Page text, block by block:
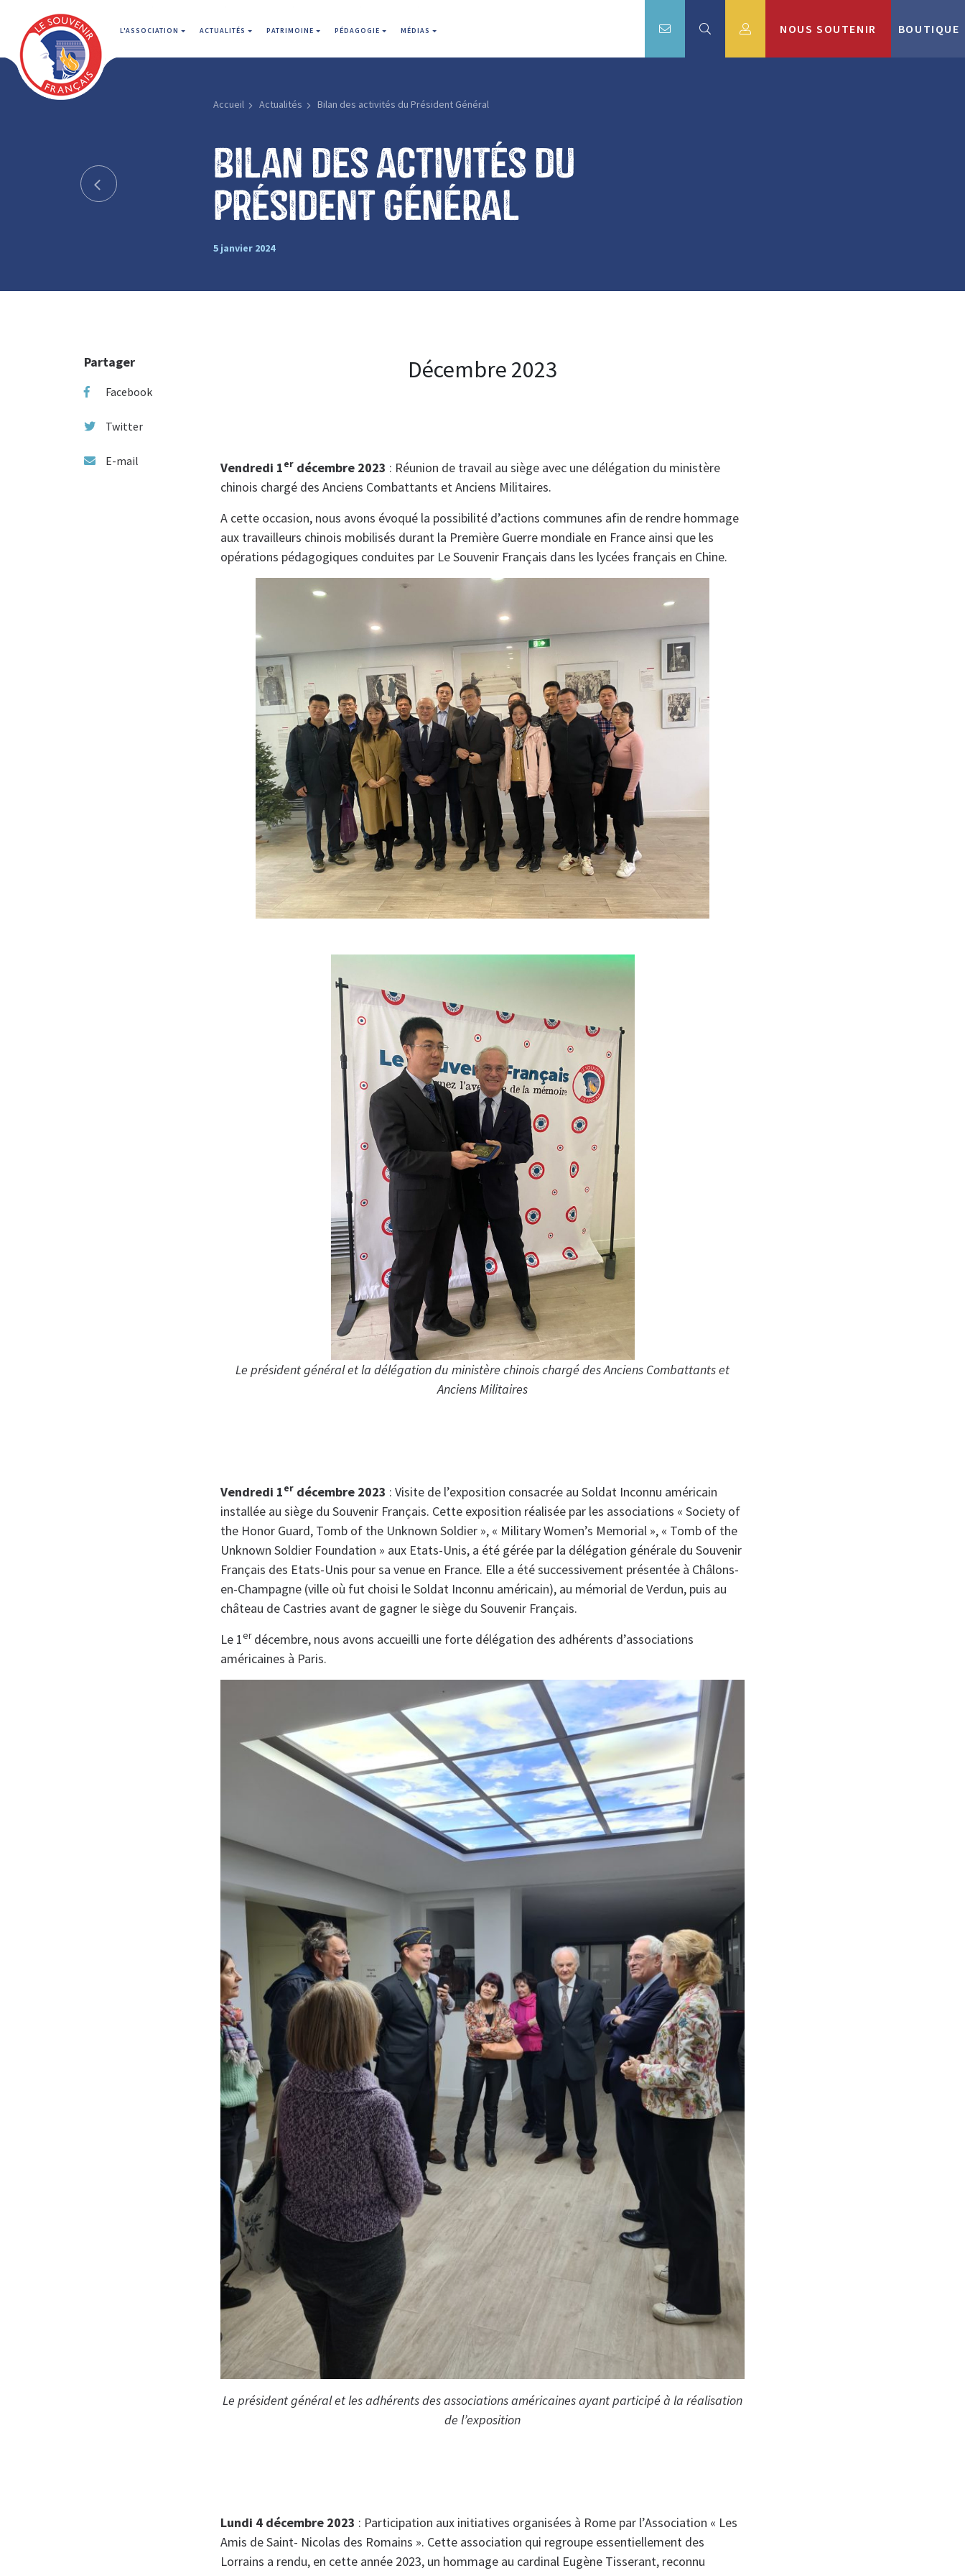
L'ASSOCIATION ACTUALITÉS PATRIMOINE PÉDAGOGIE MÉDIAS NOUS SOUTENIR BOUTIQUE
Accueil Actualités Bilan des activités du Président Général
Bilan des activités du
Président Général
5 janvier 2024
Partager
Facebook
Twitter
E-mail
Décembre 2023
Vendredi 1er décembre 2023 : Réunion de travail au siège avec une délégation du ministère
chinois chargé des Anciens Combattants et Anciens Militaires.
A cette occasion, nous avons évoqué la possibilité d’actions communes afin de rendre hommage
aux travailleurs chinois mobilisés durant la Première Guerre mondiale en France ainsi que les
opérations pédagogiques conduites par Le Souvenir Français dans les lycées français en Chine.
Le président général et la délégation du ministère chinois chargé des Anciens Combattants et
Anciens Militaires
Vendredi 1er décembre 2023 : Visite de l’exposition consacrée au Soldat Inconnu américain
installée au siège du Souvenir Français. Cette exposition réalisée par les associations « Society of
the Honor Guard, Tomb of the Unknown Soldier », « Military Women’s Memorial », « Tomb of the
Unknown Soldier Foundation » aux Etats-Unis, a été gérée par la délégation générale du Souvenir
Français des Etats-Unis pour sa venue en France. Elle a été successivement présentée à Châlons-
en-Champagne (ville où fut choisi le Soldat Inconnu américain), au mémorial de Verdun, puis au
château de Castries avant de gagner le siège du Souvenir Français.
Le 1erdécembre, nous avons accueilli une forte délégation des adhérents d’associations
américaines à Paris.
Le président général et les adhérents des associations américaines ayant participé à la réalisation
de l’exposition
Lundi 4 décembre 2023 : Participation aux initiatives organisées à Rome par l’Association « Les
Amis de Saint- Nicolas des Romains ». Cette association qui regroupe essentiellement des
Lorrains a rendu, en cette année 2023, un hommage au cardinal Eugène Tisserant, reconnu